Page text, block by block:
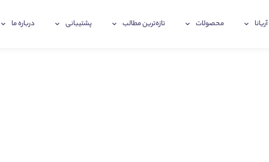
آریانا محصولات تازه‌ترین‌ مطالب پشتیبانی درباره ما